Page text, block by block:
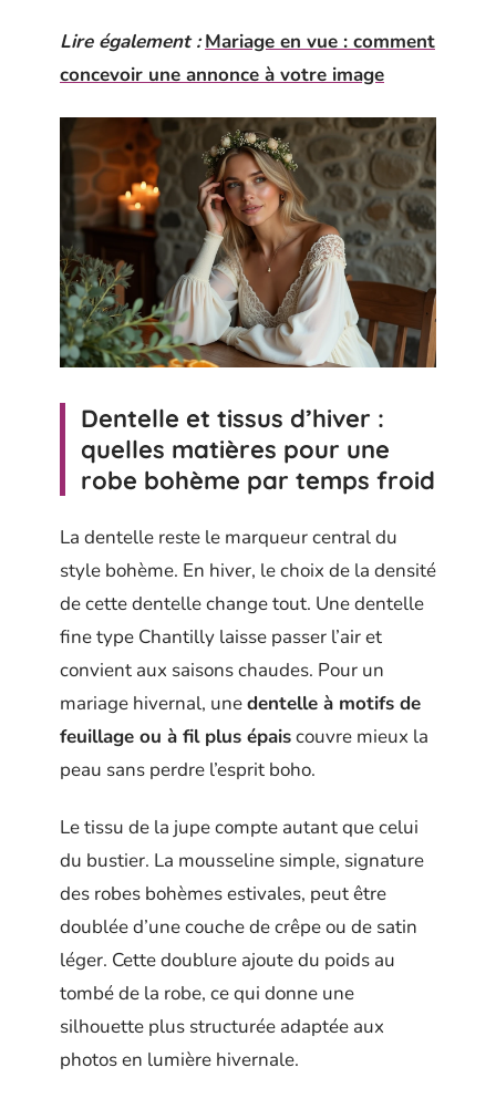
Lire également : Mariage en vue : comment
concevoir une annonce à votre image
Dentelle et tissus d’hiver :
quelles matières pour une
robe bohème par temps froid
La dentelle reste le marqueur central du
style bohème. En hiver, le choix de la densité
de cette dentelle change tout. Une dentelle
fine type Chantilly laisse passer l’air et
convient aux saisons chaudes. Pour un
mariage hivernal, unedentelle à motifs de
feuillage ou à fil plus épaiscouvre mieux la
peau sans perdre l’esprit boho.
Le tissu de la jupe compte autant que celui
du bustier. La mousseline simple, signature
des robes bohèmes estivales, peut être
doublée d’une couche de crêpe ou de satin
léger. Cette doublure ajoute du poids au
tombé de la robe, ce qui donne une
silhouette plus structurée adaptée aux
photos en lumière hivernale.